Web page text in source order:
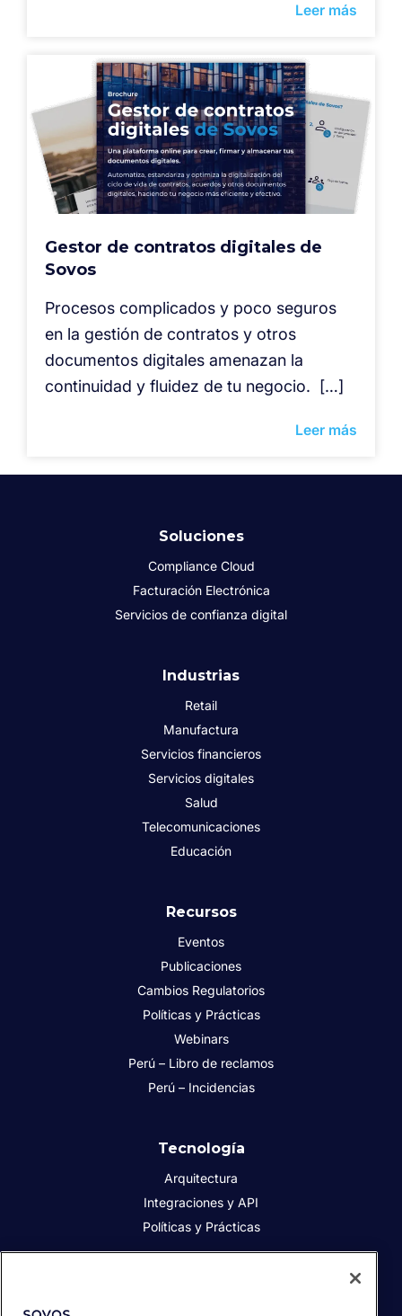
Leer más
Gestor de contratos digitales de
Sovos
Procesos complicados y poco seguros
en la gestión de contratos y otros
documentos digitales amenazan la
continuidad y fluidez de tu negocio. […]
Leer más
Soluciones
Compliance Cloud
Facturación Electrónica
Servicios de confianza digital
Industrias
Retail
Manufactura
Servicios financieros
Servicios digitales
Salud
Telecomunicaciones
Educación
Recursos
Eventos
Publicaciones
Cambios Regulatorios
Políticas y Prácticas
Webinars
Perú – Libro de reclamos
Perú – Incidencias
Tecnología
Arquitectura
Integraciones y API
Políticas y Prácticas